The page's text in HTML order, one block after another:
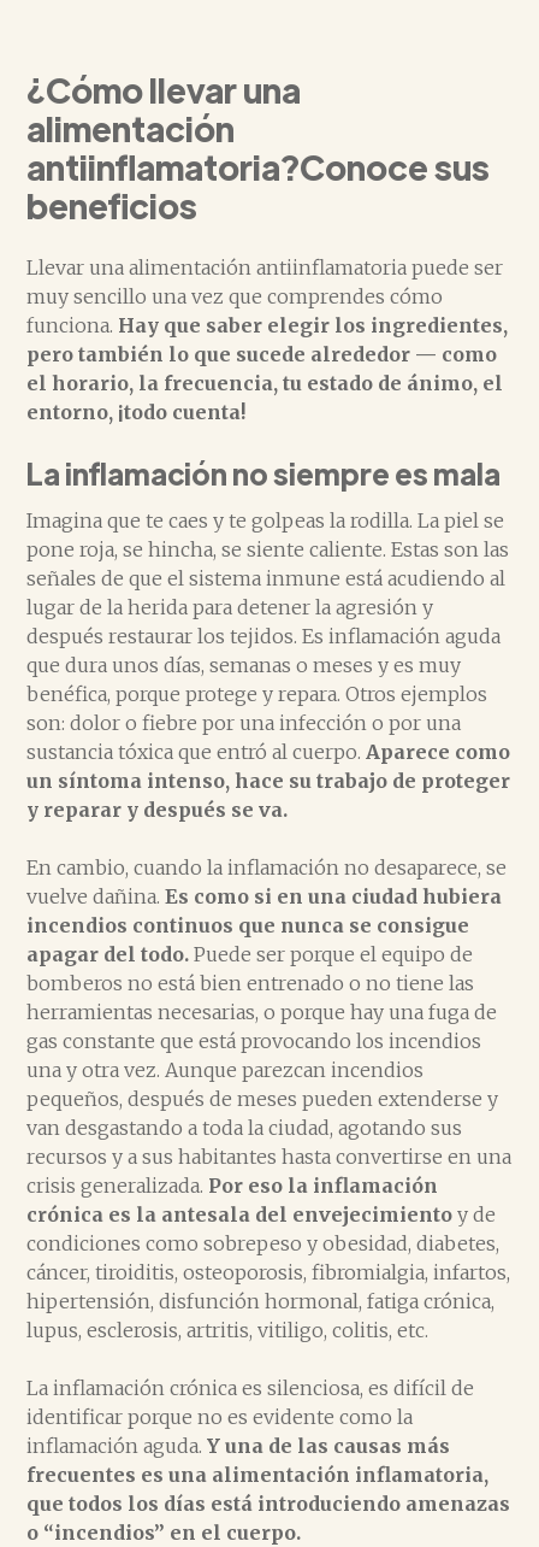
¿Cómo llevar una
alimentación
antiinflamatoria?Conoce sus
beneficios
Llevar una alimentación antiinflamatoria puede ser
muy sencillo una vez que comprendes cómo
funciona. Hay que saber elegir los ingredientes,
pero también lo que sucede alrededor — como
el horario, la frecuencia, tu estado de ánimo, el
entorno, ¡todo cuenta!
La inflamación no siempre es mala
Imagina que te caes y te golpeas la rodilla. La piel se
pone roja, se hincha, se siente caliente. Estas son las
señales de que el sistema inmune está acudiendo al
lugar de la herida para detener la agresión y
después restaurar los tejidos. Es inflamación aguda
que dura unos días, semanas o meses y es muy
benéfica, porque protege y repara. Otros ejemplos
son: dolor o fiebre por una infección o por una
sustancia tóxica que entró al cuerpo.Aparece como
un síntoma intenso, hace su trabajo de proteger
y reparar y después se va.
En cambio, cuando la inflamación no desaparece, se
vuelve dañina.Es como si en una ciudad hubiera
incendios continuos que nunca se consigue
apagar del todo. Puede ser porque el equipo de
bomberos no está bien entrenado o no tiene las
herramientas necesarias, o porque hay una fuga de
gas constante que está provocando los incendios
una y otra vez. Aunque parezcan incendios
pequeños, después de meses pueden extenderse y
van desgastando a toda la ciudad, agotando sus
recursos y a sus habitantes hasta convertirse en una
crisis generalizada. Por eso la inflamación
crónica es la antesala del envejecimiento y de
condiciones como sobrepeso y obesidad, diabetes,
cáncer, tiroiditis, osteoporosis, fibromialgia, infartos,
hipertensión, disfunción hormonal, fatiga crónica,
lupus, esclerosis, artritis, vitiligo, colitis, etc.
La inflamación crónica es silenciosa, es difícil de
identificar porque no es evidente como la
inflamación aguda.Y una de las causas más
frecuentes es una alimentación inflamatoria,
que todos los días está introduciendo amenazas
o “incendios” en el cuerpo.